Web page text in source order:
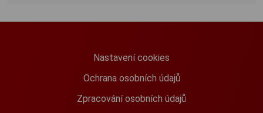
Nastavení cookies
Ochrana osobních údajů
Zpracování osobních údajů